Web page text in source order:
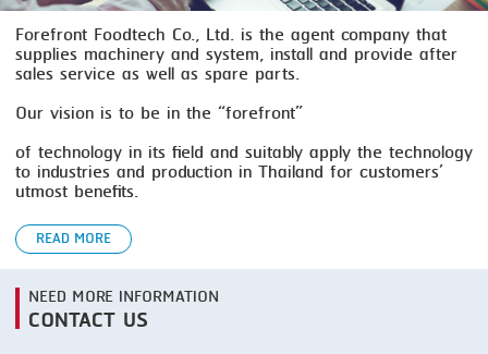
TRAY DENESTER
TRAY FORMING
TUMBLING
VACUUM PACKING
VACUUM STUFFING
WASHING
Forefront Foodtech Co., Ltd. is the agent company that
supplies machinery and system, install and provide after
sales service as well as spare parts.
Our vision is to be in the “forefront”
of technology in its field and suitably apply the technology
to industries and production in Thailand for customers’
utmost benefits.
READ MORE
NEED MORE INFORMATION
CONTACT US